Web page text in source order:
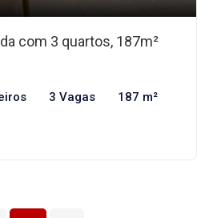
com 3 quartos, 187m²
3 Vagas 187 m²